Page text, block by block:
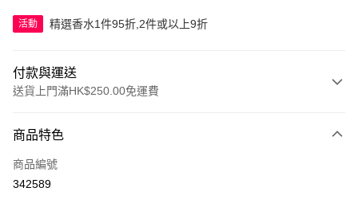
活動 精選香水1件95折,2件或以上9折
付款與運送
送貨上門滿HK$250.00免運費
信用卡
Apple Pay
商品特色
商品編號
342589